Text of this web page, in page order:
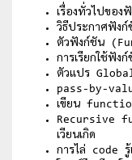
เรื่องทั่วไปของ
วิธีประกาศฟังก์
ตัวฟังก์ชัน
การเรียกใช้ฟัง
ตัวแปร
pass-by-
เขียน
Recursive
เวียนเกิด
การไล่ code รู้